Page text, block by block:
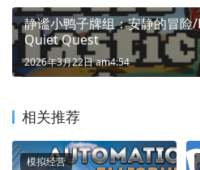
静谧小鸭子牌组：安静的冒
Quiet Quest
2026年3月22日 am4:54
相关推荐
模拟经营